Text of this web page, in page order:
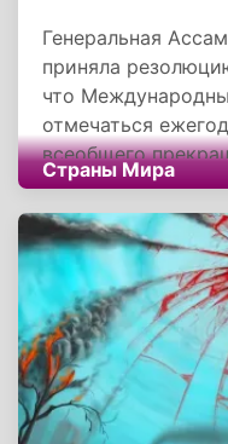
Генеральная
приняла
что
отмечаться
всеобщего
насилия. Для
Земля мир - это
наших улицах
школу. Там, где
бесценный дар
не замечаться.
Страны Мира